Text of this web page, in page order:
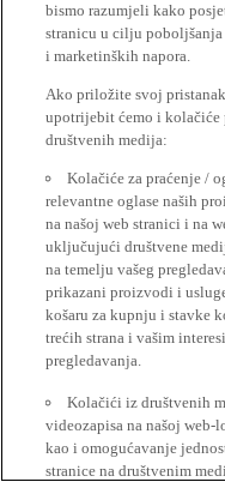
bismo razumjeli kako
stranicu u cilju poboljšanja
i marketinških napora.
Ako priložite svoj
upotrijebit ćemo i kolačiće
društvenih medija:
Kolačiće za praćenje /
relevantne oglase naših
na našoj web stranici i na
uključujući društvene
na temelju vašeg
prikazani proizvodi i
košaru za kupnju i stavke
trećih strana i vašim
pregledavanja.
Kolačići iz društvenih
videozapisa na našoj web-
kao i omogućavanje
stranice na društvenim